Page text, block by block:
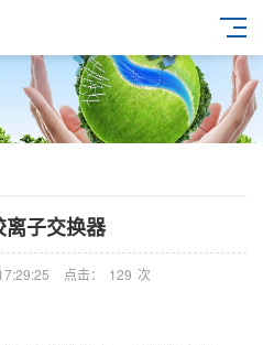
离子交换器
点击： 129 次